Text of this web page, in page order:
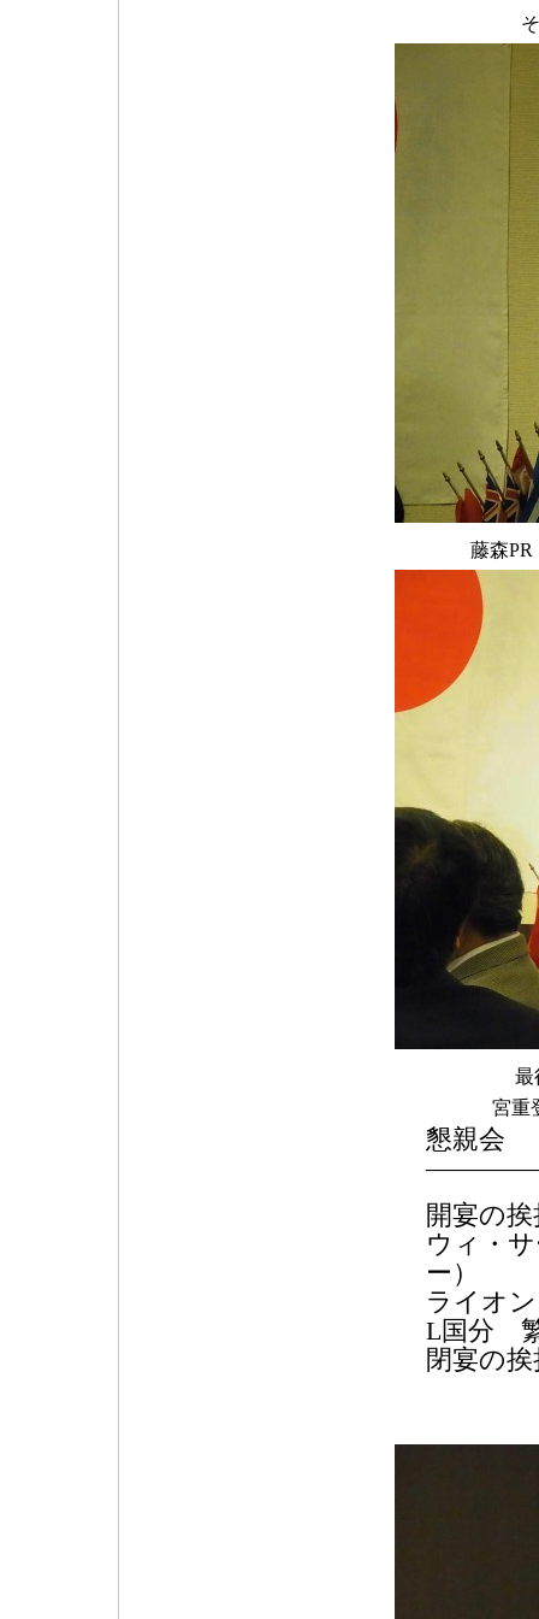
藤森
最
宮重
懇親会
開宴の
ウィ・
ー）
ライオ
L国分 繁
閉宴の